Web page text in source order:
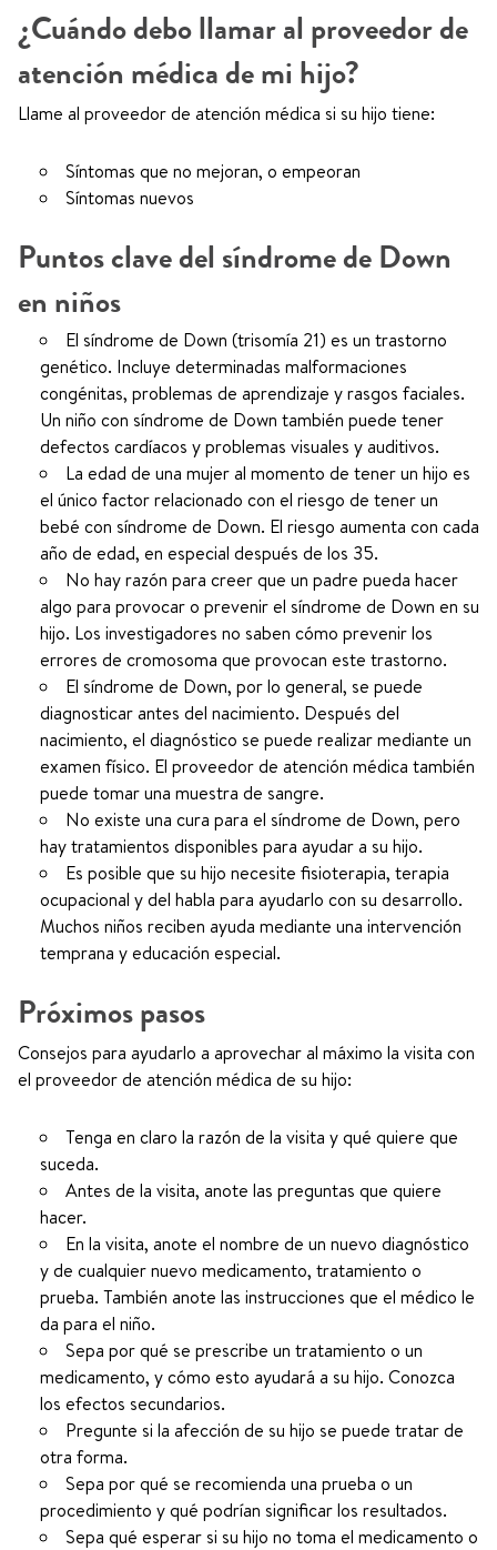
¿Cuándo debo llamar al proveedor de
atención médica de mi hijo?
Llame al proveedor de atención médica si su hijo tiene:
Síntomas que no mejoran, o empeoran
Síntomas nuevos
Puntos clave del síndrome de Down
en niños
El síndrome de Down (trisomía 21) es un trastorno
genético. Incluye determinadas malformaciones
congénitas, problemas de aprendizaje y rasgos faciales.
Un niño con síndrome de Down también puede tener
defectos cardíacos y problemas visuales y auditivos.
La edad de una mujer al momento de tener un hijo es
el único factor relacionado con el riesgo de tener un
bebé con síndrome de Down. El riesgo aumenta con cada
año de edad, en especial después de los 35.
No hay razón para creer que un padre pueda hacer
algo para provocar o prevenir el síndrome de Down en su
hijo. Los investigadores no saben cómo prevenir los
errores de cromosoma que provocan este trastorno.
El síndrome de Down, por lo general, se puede
diagnosticar antes del nacimiento. Después del
nacimiento, el diagnóstico se puede realizar mediante un
examen físico. El proveedor de atención médica también
puede tomar una muestra de sangre.
No existe una cura para el síndrome de Down, pero
hay tratamientos disponibles para ayudar a su hijo.
Es posible que su hijo necesite fisioterapia, terapia
ocupacional y del habla para ayudarlo con su desarrollo.
Muchos niños reciben ayuda mediante una intervención
temprana y educación especial.
Próximos pasos
Consejos para ayudarlo a aprovechar al máximo la visita con
el proveedor de atención médica de su hijo:
Tenga en claro la razón de la visita y qué quiere que
suceda.
Antes de la visita, anote las preguntas que quiere
hacer.
En la visita, anote el nombre de un nuevo diagnóstico
y de cualquier nuevo medicamento, tratamiento o
prueba. También anote las instrucciones que el médico le
da para el niño.
Sepa por qué se prescribe un tratamiento o un
medicamento, y cómo esto ayudará a su hijo. Conozca
los efectos secundarios.
Pregunte si la afección de su hijo se puede tratar de
otra forma.
Sepa por qué se recomienda una prueba o un
procedimiento y qué podrían significar los resultados.
Sepa qué esperar si su hijo no toma el medicamento o